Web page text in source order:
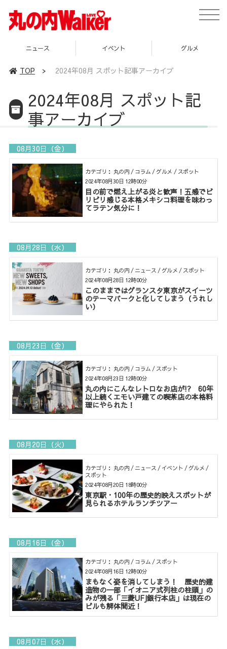
toggle
ニュース イベント グルメ
TOP > 2024年08月 スポット記事アーカイブ
2024年08月 スポット記
事アーカイブ
08月30日（金）
カテゴリ： 丸の内 / コラム / グルメ / スポット
目の前で燃え上がる炎と歓声！五感でビ
リビリ感じる本格メキシコ料理を味わっ
てラテン気分に！
2024年08月30日 12時00分
08月28日（水）
カテゴリ： 丸の内 / ニュース / グルメ / スポット
このままではグランスタ東京がスイーツ
のテーマパークと化してしまう（うれし
い）
2024年08月28日 12時00分
08月23日（金）
カテゴリ： 丸の内 / コラム / スポット
丸の内にこんなレトロなお店が!? 60年
以上続くエモい戸建ての喫茶店の本格料
理にやられた！
2024年08月23日 12時00分
08月20日（火）
カテゴリ： 丸の内 / ニュース / イベント / グルメ /
スポット
東京駅・100年の歴史的映えスポットが
見られるホテルランチツアー
2024年08月20日 18時00分
08月16日（金）
カテゴリ： 丸の内 / コラム / スポット
まもなく姿を消してしまう！ 歴史的建
造物の一部「イオニア式列柱の柱頭」の
みが残る「三菱UFJ銀行本店」は現在の
ビルも解体間近！
2024年08月16日 12時00分
08月07日（水）